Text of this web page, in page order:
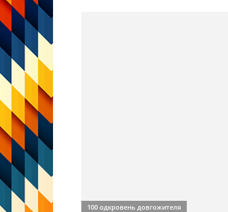
100 одкровень довгожителя